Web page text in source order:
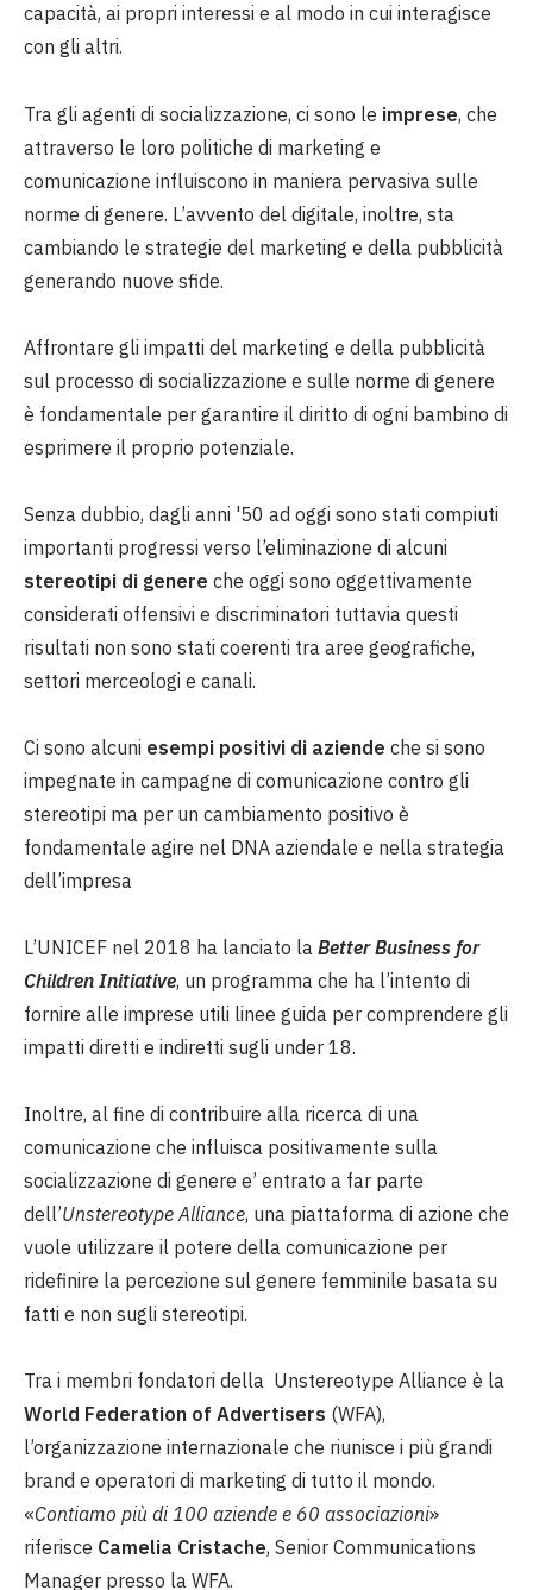
capacità, ai propri interessi e al modo in cui interagisce
con gli altri.
Tra gli agenti di socializzazione, ci sono le imprese, che
attraverso le loro politiche di marketing e
comunicazione influiscono in maniera pervasiva sulle
norme di genere. L’avvento del digitale, inoltre, sta
cambiando le strategie del marketing e della pubblicità
generando nuove sfide.
Affrontare gli impatti del marketing e della pubblicità
sul processo di socializzazione e sulle norme di genere
è fondamentale per garantire il diritto di ogni bambino di
esprimere il proprio potenziale.
Senza dubbio, dagli anni '50 ad oggi sono stati compiuti
importanti progressi verso l’eliminazione di alcuni
stereotipi di genere che oggi sono oggettivamente
considerati offensivi e discriminatori tuttavia questi
risultati non sono stati coerenti tra aree geografiche,
settori merceologi e canali.
Ci sono alcuni esempi positivi di aziende che si sono
impegnate in campagne di comunicazione contro gli
stereotipi ma per un cambiamento positivo è
fondamentale agire nel DNA aziendale e nella strategia
dell’impresa
L’UNICEF nel 2018 ha lanciato la Better Business for
Children Initiative, un programma che ha l’intento di
fornire alle imprese utili linee guida per comprendere gli
impatti diretti e indiretti sugli under 18.
Inoltre, al fine di contribuire alla ricerca di una
comunicazione che influisca positivamente sulla
socializzazione di genere e’ entrato a far parte
dell’Unstereotype Alliance, una piattaforma di azione che
vuole utilizzare il potere della comunicazione per
ridefinire la percezione sul genere femminile basata su
fatti e non sugli stereotipi.
Tra i membri fondatori della Unstereotype Alliance è la
World Federation of Advertisers (WFA),
l’organizzazione internazionale che riunisce i più grandi
brand e operatori di marketing di tutto il mondo.
«Contiamo più di 100 aziende e 60 associazioni»
riferisce Camelia Cristache, Senior Communications
Manager presso la WFA.